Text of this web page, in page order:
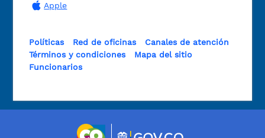
Apple
Políticas Red de oficinas
Canales de atención
Términos y condiciones
Mapa del sitio
Funcionarios